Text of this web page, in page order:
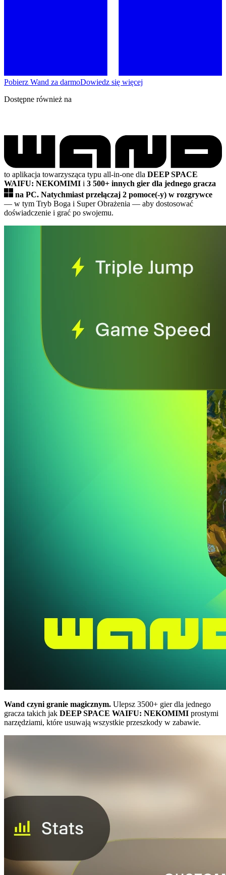
Pobierz Wand za darmoDowiedz się więcej
Dostępne również na
to aplikacja towarzysząca typu all-in-one dla DEEP SPACE
WAIFU: NEKOMIMI i 3 500+ innych gier dla jednego gracza
na PC. Natychmiast przełączaj 2 pomoce(-y) w rozgrywce
— w tym Tryb Boga i Super Obrażenia — aby dostosować
doświadczenie i grać po swojemu.
Wand czyni granie magicznym. Ulepsz 3500+ gier dla jednego
gracza takich jak DEEP SPACE WAIFU: NEKOMIMI prostymi
narzędziami, które usuwają wszystkie przeszkody w zabawie.